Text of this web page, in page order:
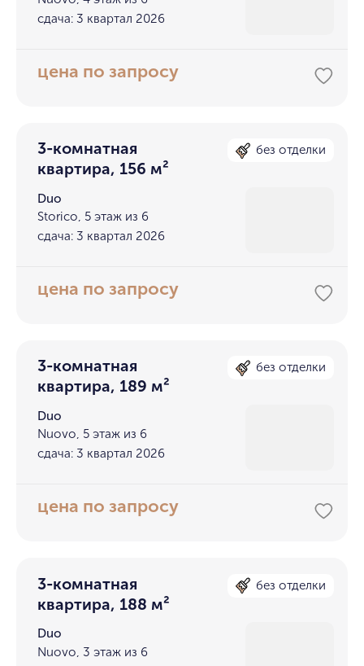
сдача: 3 квартал 2026
цена по запросу
3-комнатная
квартира, 156 м²
без отделки
Duo
Storico, 5 этаж из 6
сдача: 3 квартал 2026
цена по запросу
3-комнатная
квартира, 189 м²
без отделки
Duo
Nuovo, 5 этаж из 6
сдача: 3 квартал 2026
цена по запросу
3-комнатная
квартира, 188 м²
без отделки
Duo
Nuovo, 3 этаж из 6